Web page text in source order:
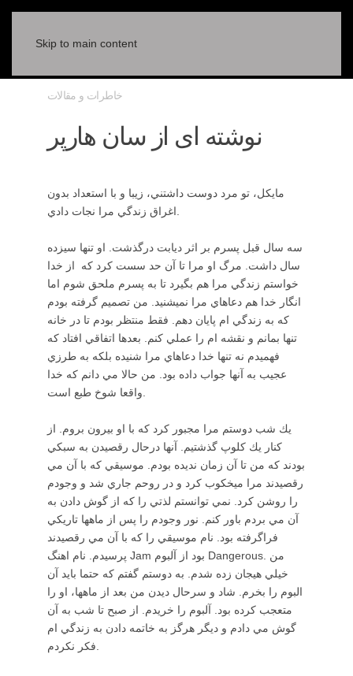
Skip to main content
خاطرات و مقالات
نوشته ای از سان هارپر
مايكل، تو مرد دوست داشتني، زيبا و با استعداد بدون
سه سال قبل پسرم بر اثر ديابت درگذشت. او تنها سيزده
سال داشت. مرگ او مرا تا آن حد سست كرد كه از خدا
خواستم زندگي مرا هم بگيرد تا به پسرم ملحق شوم اما
انگار خدا هم دعاهاي مرا نميشنيد. من تصميم گرفته بودم
كه به زندگي ام پايان دهم. فقط منتظر بودم تا در خانه
تنها بمانم و نقشه ام را عملي كنم. بعدها اتفاقي افتاد كه
فهميدم نه تنها خدا دعاهاي مرا شنيده بلكه به طرزي
عجيب به آنها جواب داده بود. من حالا مي دانم كه خدا
يك شب دوستم مرا مجبور كرد كه با او بيرون بروم. از
كنار يك كلوپ گذشتيم. آنها درحال رقصيدن به سبكي
بودند كه من تا آن زمان نديده بودم. موسيقي كه با آن مي
رقصيدند مرا ميخكوب كرد و در روحم جاري شد و وجودم
را روشن كرد. نمي توانستم لذتي را كه از گوش دادن به
آن مي بردم باور كنم. نور وجودم را پس از ماهها تاريكي
فراگرفته بود. نام موسيقي را كه با آن مي رقصيدند
پرسيدم. نام اهنگ Jam بود از آلبوم Dangerous. من
خيلي هيجان زده شدم. به دوستم گفتم كه حتما بايد آن
البوم را بخرم. شاد و سرحال ديدن من بعد از ماهها، او را
متعجب كرده بود. آلبوم را خريدم. از صبح تا شب به آن
گوش مي دادم و ديگر هرگز به خاتمه دادن به زندگي ام